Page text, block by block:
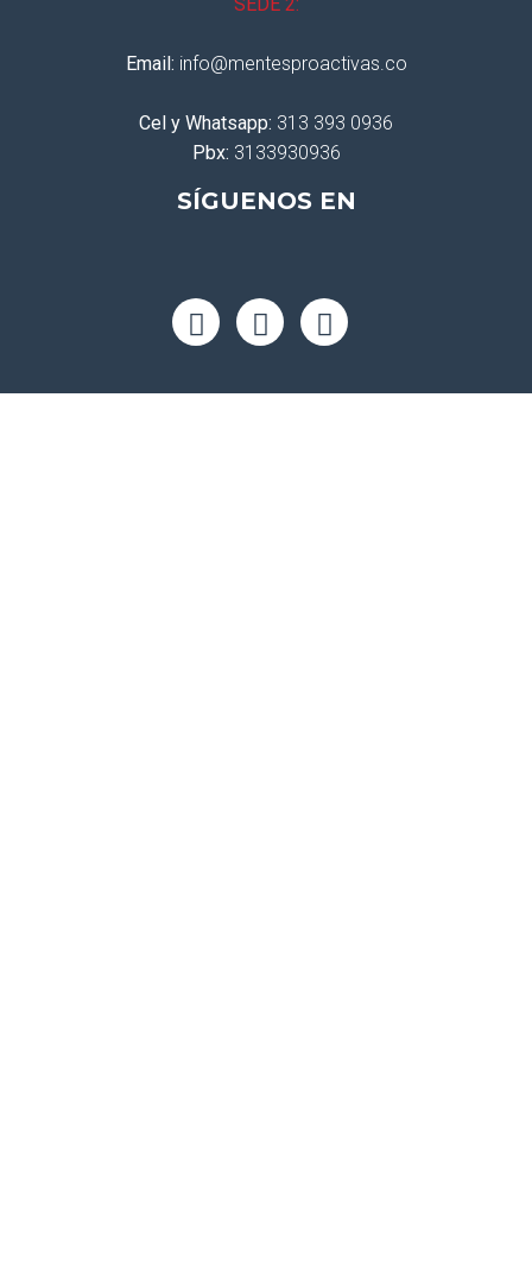
Email: info@mentesproactivas.co
Cel y Whatsapp: 313 393 0936
Pbx: 3133930936
SÍGUENOS EN